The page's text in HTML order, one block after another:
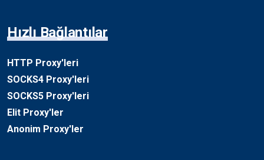
Hızlı Bağlantılar
HTTP Proxy'leri
SOCKS4 Proxy'leri
SOCKS5 Proxy'leri
Elit Proxy'ler
Anonim Proxy'ler